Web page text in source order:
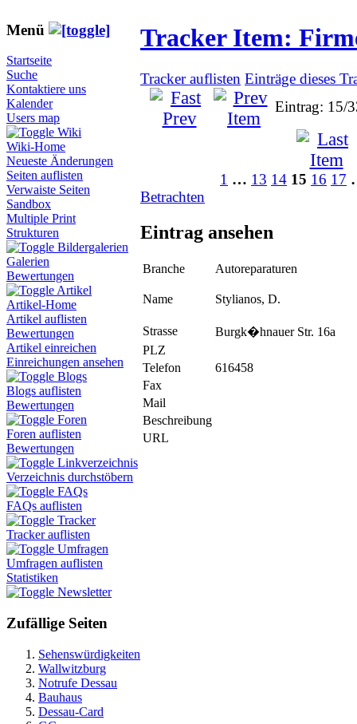
Menü
Startseite
Suche
Kontaktiere uns
Kalender
Users map
Wiki
Wiki-Home
Neueste Änderungen
Seiten auflisten
Verwaiste Seiten
Sandbox
Multiple Print
Strukturen
Bildergalerien
Galerien
Bewertungen
Artikel
Artikel-Home
Artikel auflisten
Bewertungen
Artikel einreichen
Einreichungen ansehen
Blogs
Blogs auflisten
Bewertungen
Foren
Foren auflisten
Bewertungen
Linkverzeichnis
Verzeichnis durchstöbern
FAQs
FAQs auflisten
Tracker
Tracker auflisten
Umfragen
Umfragen auflisten
Statistiken
Newsletter
Zufällige Seiten
Sehenswürdigkeiten
Wallwitzburg
Notrufe Dessau
Bauhaus
Dessau-Card
Tracker Item:
Tracker auflisten Einträge dieses
Eintrag: 15/
1 … 13 14 15 16 17
Betrachten
Eintrag ansehen
Branche Autoreparaturen
Name Stylianos, D.
Strasse
Burgk�hnauer Str. 16a
PLZ
Telefon
616458
Fax
Mail
Beschreibung
URL